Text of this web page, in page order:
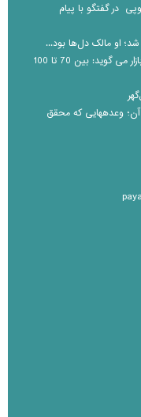
گفتگو با پیام
او مالک دل‌ها بود...
رییس اتحادیه ابزار و مصالح ساختمانی از گرانی بازار می گوید: بین 70 تا 100
بررسی وضعیت جاده فرودگاه و تعلل در بهسازی آن؛ وعده‎هایی که محقق